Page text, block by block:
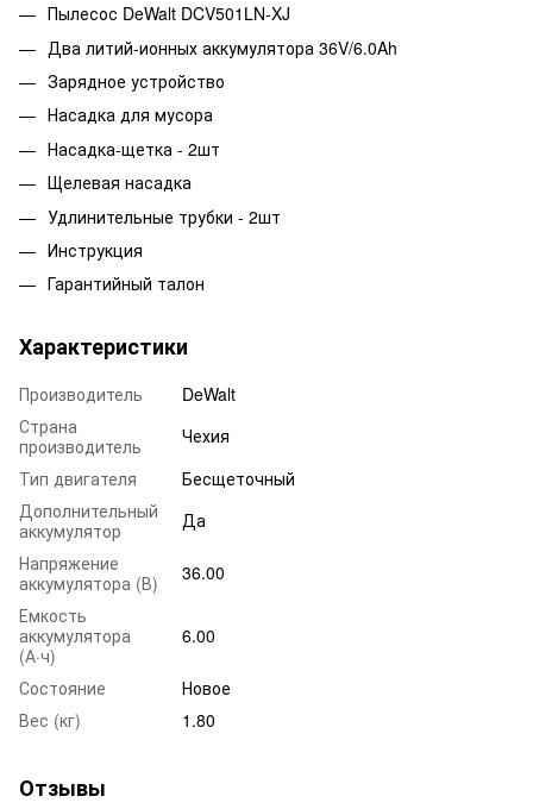
Пылесос DeWalt DCV501LN-XJ
Два литий-ионных аккумулятора 36V/6.0Ah
Зарядное устройство
Насадка для мусора
Насадка-щетка - 2шт
Щелевая насадка
Удлинительные трубки - 2шт
Инструкция
Гарантийный талон
Характеристики
Производитель
DeWalt
Страна
производитель
Чехия
Тип двигателя
Бесщеточный
Дополнительный
аккумулятор
Да
Напряжение
аккумулятора (В)
36.00
Емкость
аккумулятора
(А·ч)
6.00
Состояние
Новое
Вес (кг)
1.80
Отзывы